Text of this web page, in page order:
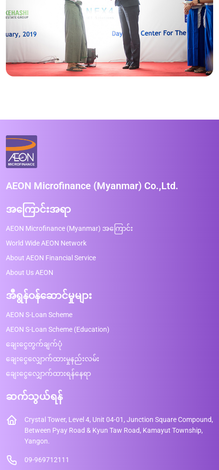
AEON Microfinance (Myanmar) Co.,Ltd.
အကြောင်းအရာ
AEON Microfinance (Myanmar) အကြောင်း
World Wide AEON Network
About AEON Financial Service
About Us AEON
အီရွန်ဝန်ဆောင်မှုများ
AEON S-Loan Scheme
AEON S-Loan Scheme (Education)
ချေးငွေတွက်ချက်ပုံ
ချေးငွေလျှောက်ထားမှုနည်းလမ်း
ချေးငွေလျှောက်ထားရန်နေရာ
ဆက်သွယ်ရန်
Crystal Tower, Level 4, Unit 04-01, Junction Square Compound,
Between Pyay Road & Kyun Taw Road, Kamayut Township,
Yangon.
09-969712111